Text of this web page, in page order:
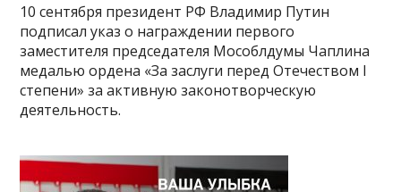
10 сентября президент РФ Владимир Путин
подписал указ о награждении первого
заместителя председателя Мособлдумы Чаплина
медалью ордена «За заслуги перед Отечеством I
степени» за активную законотворческую
деятельность.